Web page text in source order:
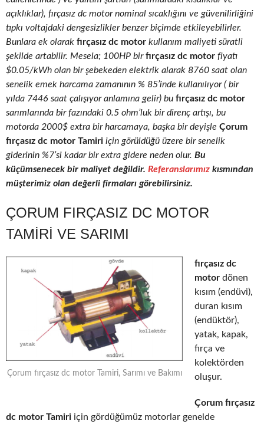
açıklıklar), fırçasız dc motor nominal sıcaklığını ve güvenilirliğini
tıpkı voltajdaki dengesizlikler benzer biçimde etkileyebilirler.
Bunlara ek olarak fırçasız dc motor kullanım maliyeti süratli
şekilde artabilir. Mesela; 100HP birfırçasız dc motor fiyatı
$0.05/kWh olan bir şebekeden elektrik alarak 8760 saat olan
senelik emek harcama zamanının % 85’inde kullanılıyor ( bir
yılda 7446 saat çalışıyor anlamına gelir) bu fırçasız dc motor
sarımlarında bir fazındaki 0.5 ohm’luk bir direnç artışı, bu
motorda 2000$ extra bir harcamaya, başka bir deyişle Çorum
fırçasız dc motor Tamiri için görüldüğü üzere bir senelik
giderinin %7’si kadar bir extra gidere neden olur. Bu
küçümsenecek bir maliyet değildir. Referanslarımız kısmından
müşterimiz olan değerli firmaları görebilirsiniz.
ÇORUM FIRÇASIZ DC MOTOR
TAMIRI VE SARIMI
Çorum fırçasız dc motor Tamiri, Sarımı ve Bakımı
fırçasız dc
motor dönen
kısım (endüvi),
duran kısım
(endüktör),
yatak, kapak,
fırça ve
kolektörden
oluşur.
Çorum fırçasız
dc motor Tamiri için gördüğümüz motorlar genelde